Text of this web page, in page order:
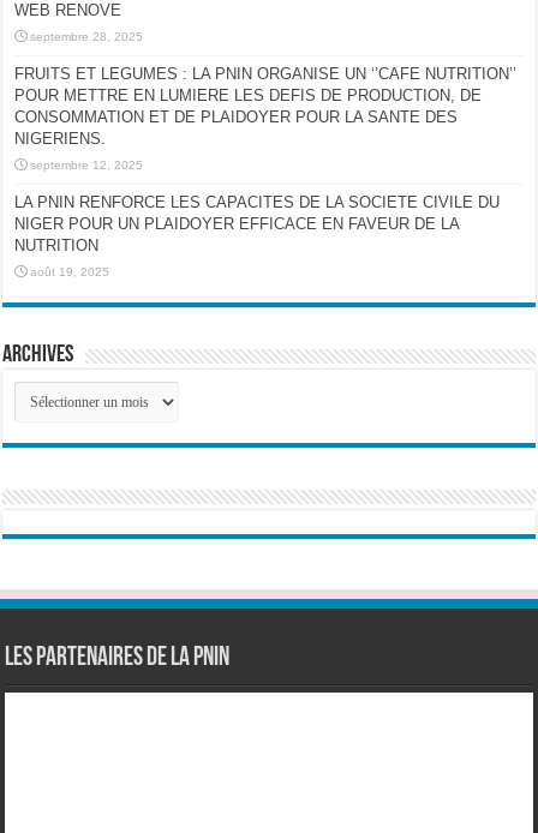
WEB RENOVE
septembre 28, 2025
FRUITS ET LEGUMES : LA PNIN ORGANISE UN ‘’CAFE NUTRITION’’
POUR METTRE EN LUMIERE LES DEFIS DE PRODUCTION, DE
CONSOMMATION ET DE PLAIDOYER POUR LA SANTE DES
NIGERIENS.
septembre 12, 2025
LA PNIN RENFORCE LES CAPACITES DE LA SOCIETE CIVILE DU
NIGER POUR UN PLAIDOYER EFFICACE EN FAVEUR DE LA
NUTRITION
août 19, 2025
Archives
Archives
Les partenaires de la PNIN